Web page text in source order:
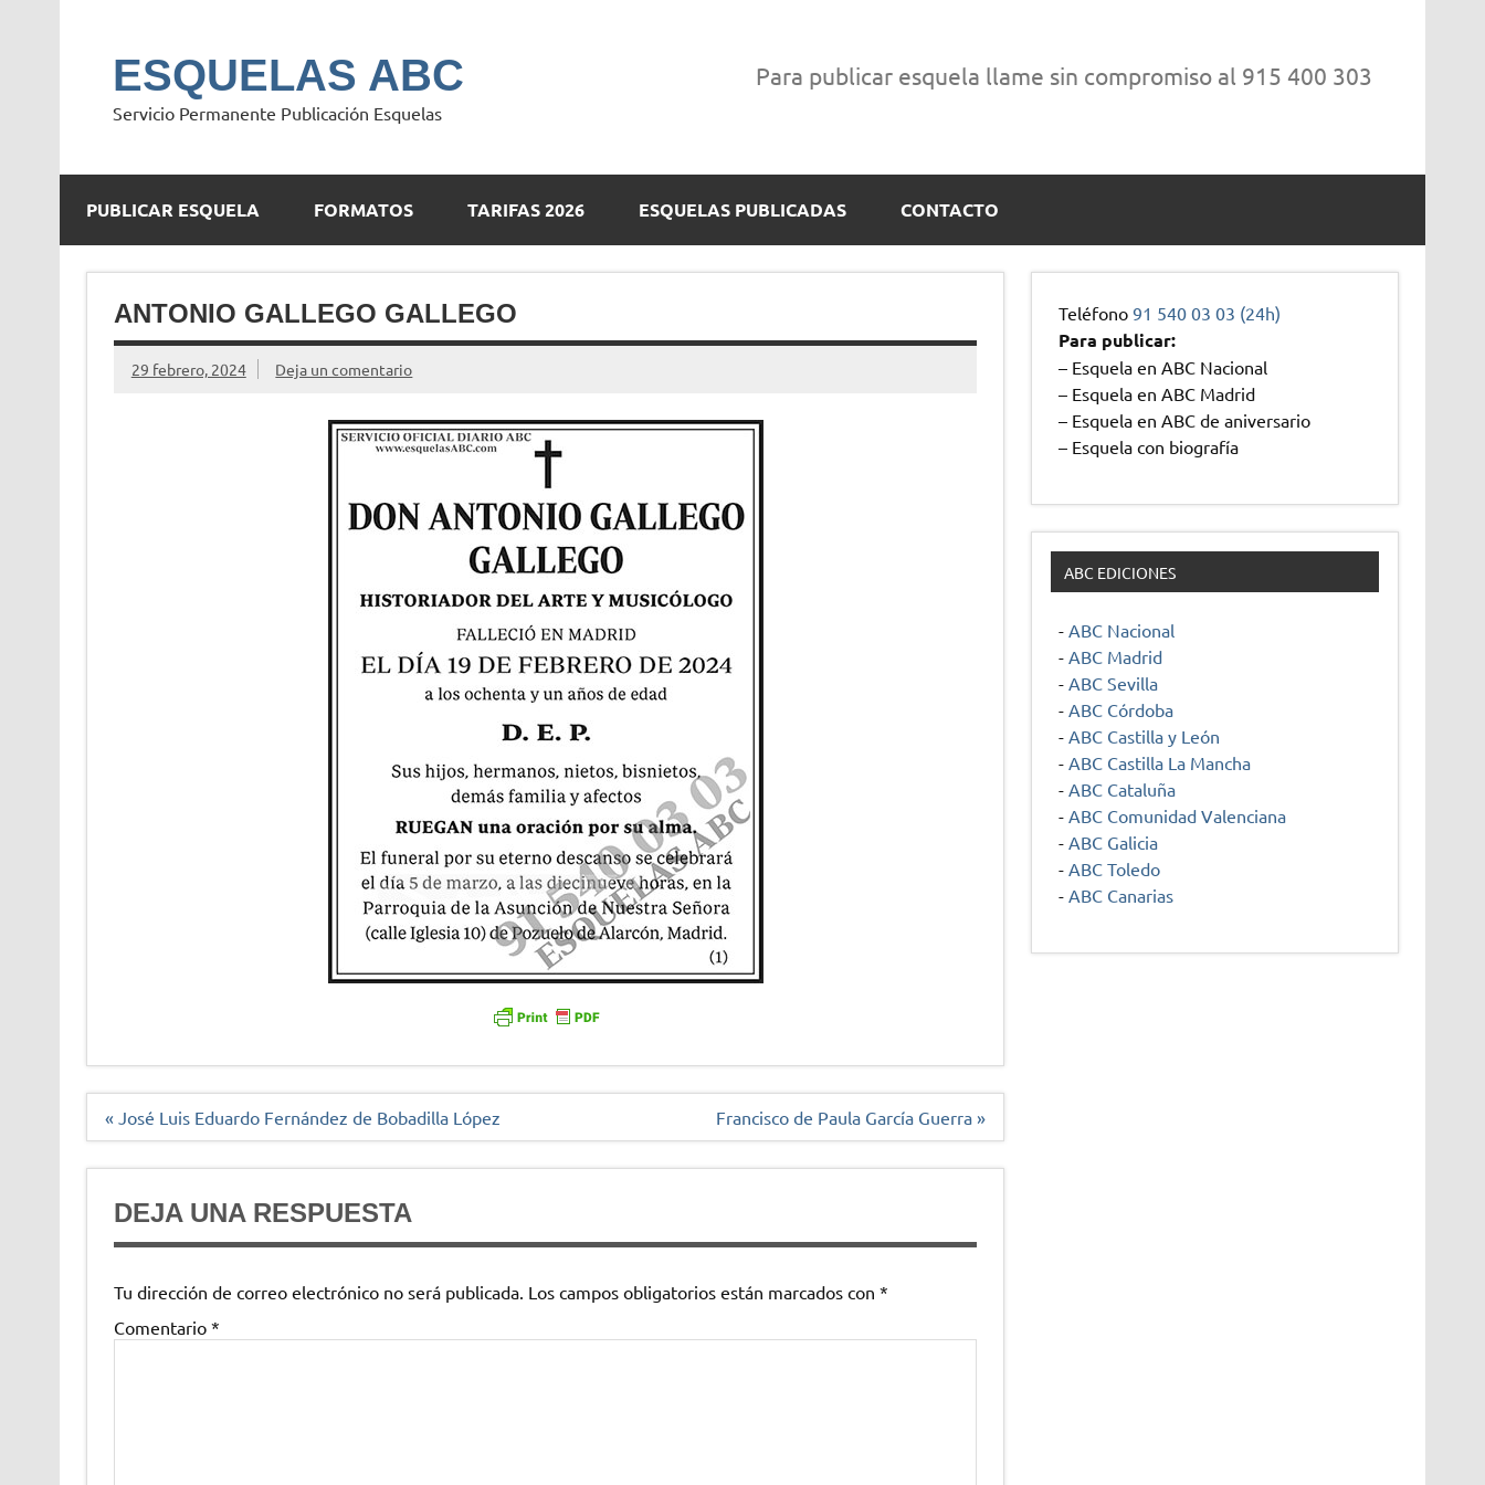
ESQUELAS ABC
Servicio Permanente Publicación Esquelas
Para publicar esquela llame sin compromiso al 915 400 303
PUBLICAR ESQUELA FORMATOS TARIFAS 2026 ESQUELAS PUBLICADAS CONTACTO
ANTONIO GALLEGO GALLEGO
29 febrero, 2024 Deja un comentario
Navegación
« José Luis Eduardo Fernández de Bobadilla López Francisco de Paula García Guerra »
DEJA UNA RESPUESTA
Tu dirección de correo electrónico no será publicada. Los campos obligatorios están marcados con *
Comentario *
Teléfono91 540 03 03 (24h)
Para publicar:
– Esquela en ABC Nacional
– Esquela en ABC Madrid
– Esquela en ABC de aniversario
– Esquela con biografía
ABC EDICIONES
- ABC Nacional
- ABC Madrid
- ABC Sevilla
- ABC Córdoba
- ABC Castilla y León
- ABC Castilla La Mancha
- ABC Cataluña
- ABC Comunidad Valenciana
- ABC Galicia
- ABC Toledo
- ABC Canarias